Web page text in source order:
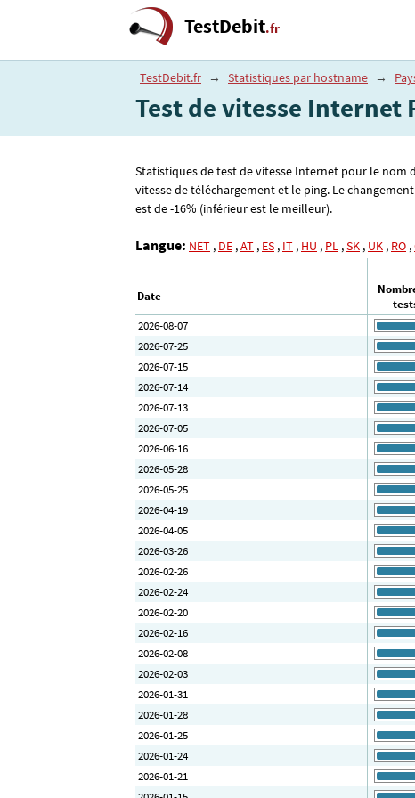
TestDebit.fr
TestDebit.fr → Statistiques par hostname →
Test de vitesse Internet
Statistiques de test de vitesse Internet pour le nom
vitesse de téléchargement et le ping. Le
est de -16% (inférieur est le meilleur).
Langue: NET , DE ,AT , ES , IT , HU , PL ,SK , UK , RO ,
Date
2026-08-07
2026-07-25
2026-07-15
2026-07-14
2026-07-13
2026-07-05
2026-06-16
2026-05-28
2026-05-25
2026-04-19
2026-04-05
2026-03-26
2026-02-26
2026-02-24
2026-02-20
2026-02-16
2026-02-08
2026-02-03
2026-01-31
2026-01-28
2026-01-25
2026-01-24
2026-01-21